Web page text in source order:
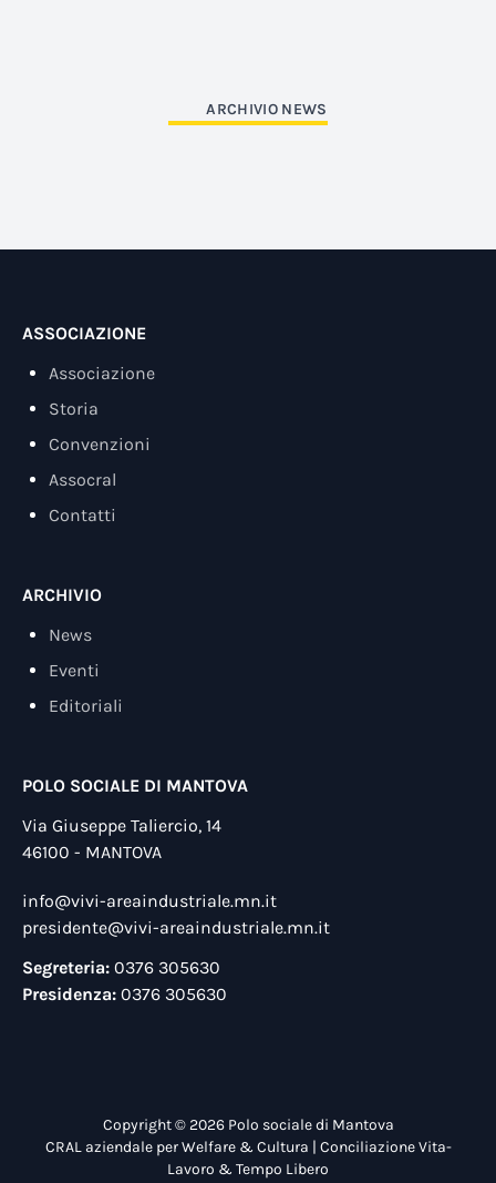
ARCHIVIO NEWS
ASSOCIAZIONE
Associazione
Storia
Convenzioni
Assocral
Contatti
ARCHIVIO
News
Eventi
Editoriali
POLO SOCIALE DI MANTOVA
Via Giuseppe Taliercio, 14
46100 - MANTOVA
info@vivi-areaindustriale.mn.it
presidente@vivi-areaindustriale.mn.it
Segreteria: 0376 305630
Presidenza: 0376 305630
Copyright © 2026 Polo sociale di Mantova
CRAL aziendale per Welfare & Cultura | Conciliazione Vita-
Lavoro & Tempo Libero